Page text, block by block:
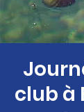
club à